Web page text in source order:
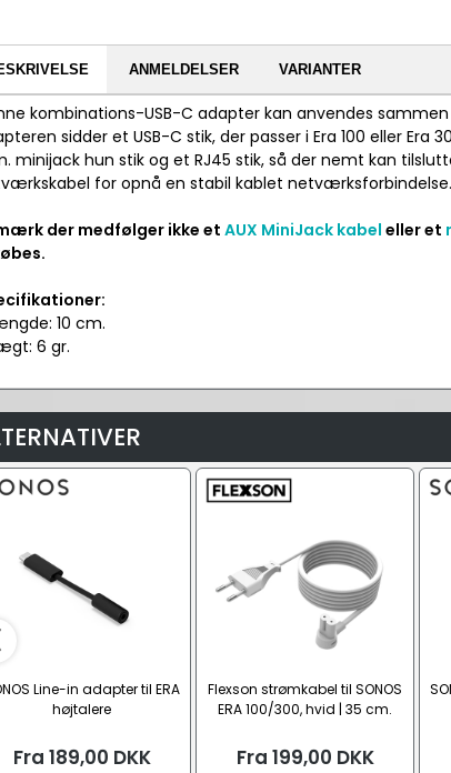
ANMELDELSER VARIANTER
kombinations-USB-C adapter kan anvendes sammen
sidder et USB-C stik, der passer i Era 100 eller
minijack hun stik og et RJ45 stik, så der nemt kan
for opnå en stabil kablet netværksforbindelse.
der medfølger ikke et AUX MiniJack kabel eller et
10 cm.
6 gr.
Line-in adapter til ERA
højtalere
Fra 189,00 DKK
Flexson strømkabel til SONOS
ERA 100/300, hvid | 35 cm.
Fra 199,00 DKK